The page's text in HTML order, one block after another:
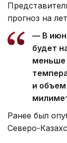
прогноз на
— В
будет
меньше
и
Ранее был
Северо-